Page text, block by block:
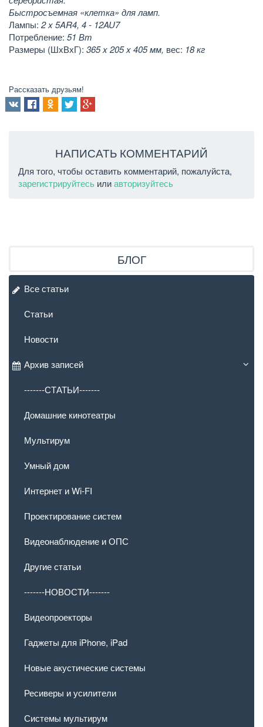
Быстросъемная «клетка» для ламп.
Лампы: 2 x 5AR4, 4 - 12AU7
Потребление: 51 Вт
Размеры (ШхВхГ): 365 x 205 x 405 мм, вес: 18 кг
Рассказать друзьям!
НАПИСАТЬ КОММЕНТАРИЙ
Для того, чтобы оставить комментарий, пожалуйста,
зарегистрируйтесь илиавторизуйтесь
БЛОГ
Все статьи
Статьи
Новости
Архив записей
-------СТАТЬИ-------
Домашние кинотеатры
Мультирум
Умный дом
Интернет и Wi-FI
Проектирование систем
Видеонаблюдение и ОПС
Другие статьи
-------НОВОСТИ-------
Видеопроекторы
Гаджеты для iPhone, iPad
Новые акустические системы
Ресиверы и усилители
Системы мультирум